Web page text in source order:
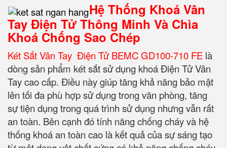
Hệ Thống Khoá Vân
Tay Điện Tử Thông Minh Và Chìa
Khoá Chống Sao Chép
Két Sắt Vân Tay Điện Tử BEMC GD100-710 FE là
dòng sản phẩm két sắt sử dụng khoá Điện Tử Vân
Tay cao cấp. Điều này giúp tăng khả năng bảo mật
lên tối đa phù hợp sử dụng trong văn phòng, tăng
sự tiện dụng trong quá trình sử dụng nhưng vẫn rất
an toàn. Bên cạnh đó tính năng chống cháy và hệ
thống khoá an toàn cao là kết quả của sự sáng tạo